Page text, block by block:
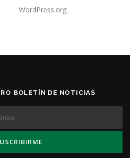
WordPress.org
BOLETÍN DE NOTICIAS